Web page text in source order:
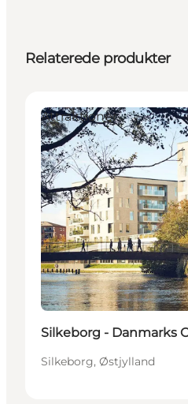
Relaterede produkter
Attraktioner
Silkeborg - Danmarks
Silkeborg, Østjylland